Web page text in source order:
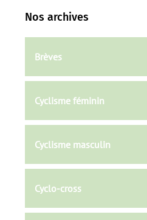
Nos archives
Brèves
Cyclisme féminin
Cyclisme masculin
Cyclo-cross